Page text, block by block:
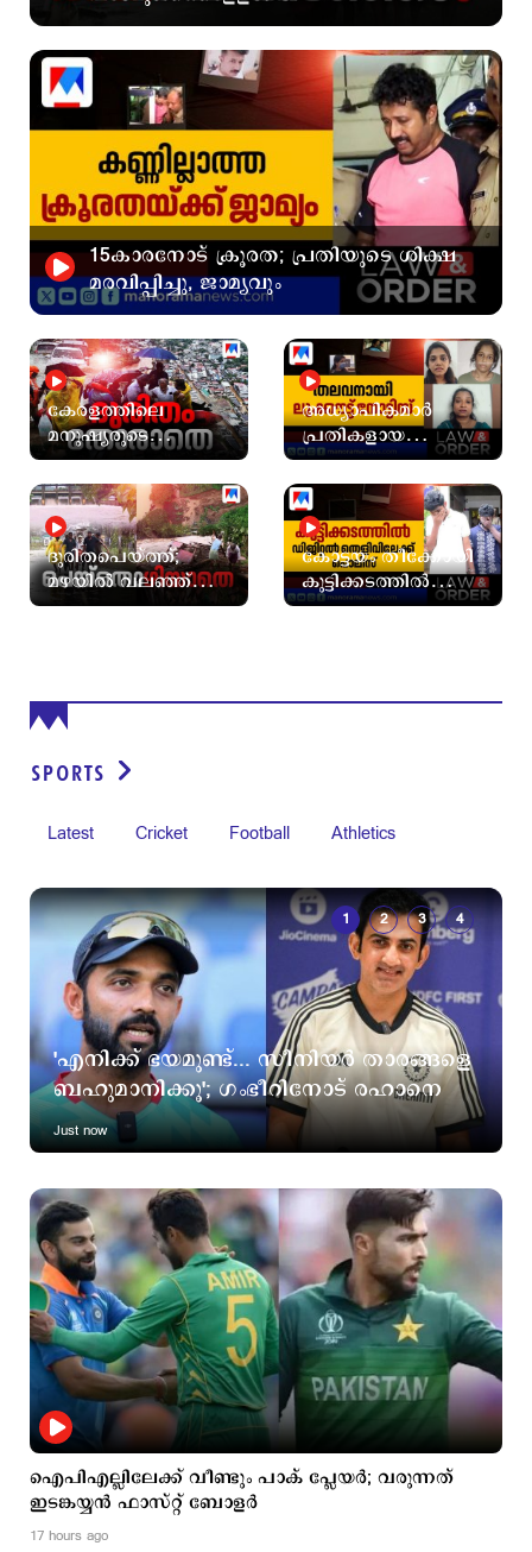
15കാരനോട് ക്രൂരത; പ്രതിയുടെ ശിക്ഷ
മരവിപ്പിച്ചു, ജാമ്യവും
കേരളത്തിലെ
മനുഷ്യരുടെ
സൈര്യജീവിതത്തിന്
വെല്ലുവിളിയാകുന്ന
മഴക്കാലം; ശാശ്വത
പരിഹാരമുണ്ടോ
അധ്യാപികമാര്‍
പ്രതികളായ
എം‍ഡിഎംഎ കേസ്;
തലവനായി
ലുക്കൗട്ട് നോട്ടിസ്
ദുരിതപെയ്ത്ത്;
മഴയില്‍ വലഞ്ഞ്
പത്തനംതിട്ടയും
കോട്ടയം തീക്കോയി
കുട്ടിക്കടത്തില്‍
ഡിജിറ്റല്‍
SPORTS
Latest Cricket Football Athletics
'എനിക്ക് ഭയമുണ്ട്... സീനിയര്‍ താരങ്ങളെ
ബഹുമാനിക്കൂ'; ഗംഭീറിനോട് രഹാനെ
Just now
1 2 3 4
ഐപിഎല്ലിലേക്ക് വീണ്ടും പാക് പ്ലേയര്‍; വരുന്നത്
ഇടങ്കയ്യന്‍ ഫാസ്റ്റ് ബോളര്‍
17 hours ago